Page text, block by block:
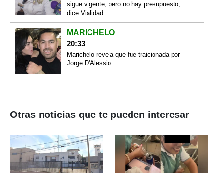
sigue vigente, pero no hay presupuesto,
dice Vialidad
MARICHELO
20:33
Marichelo revela que fue traicionada por
Jorge D'Alessio
Otras noticias que te pueden interesar